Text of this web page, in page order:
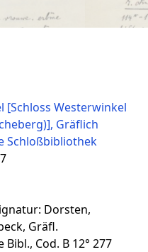
[Schloss Westerwinkel
Gräflich
Schloßbibliothek
Dorsten,
Gräfl.
Cod. B 12° 277